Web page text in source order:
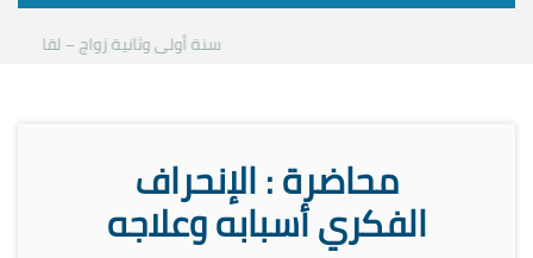
سنة أولى وثانية زواج – لقاء مع
محاضرة : الإنحراف
الفكري أسبابه وعلاجه